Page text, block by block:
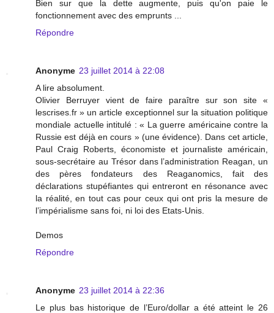
Bien sur que la dette augmente, puis qu'on paie le
fonctionnement avec des emprunts ...
Répondre
Anonyme 23 juillet 2014 à 22:08
A lire absolument.
Olivier Berruyer vient de faire paraître sur son site «
lescrises.fr » un article exceptionnel sur la situation politique
mondiale actuelle intitulé : « La guerre américaine contre la
Russie est déjà en cours » (une évidence). Dans cet article,
Paul Craig Roberts, économiste et journaliste américain,
sous-secrétaire au Trésor dans l’administration Reagan, un
des pères fondateurs des Reaganomics, fait des
déclarations stupéfiantes qui entreront en résonance avec
la réalité, en tout cas pour ceux qui ont pris la mesure de
l’impérialisme sans foi, ni loi des Etats-Unis.
Demos
Répondre
Anonyme 23 juillet 2014 à 22:36
Le plus bas historique de l’Euro/dollar a été atteint le 26